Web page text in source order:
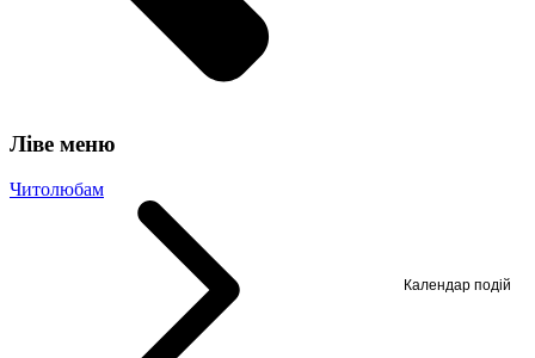
Ліве меню
Читолюбам
Календар подій